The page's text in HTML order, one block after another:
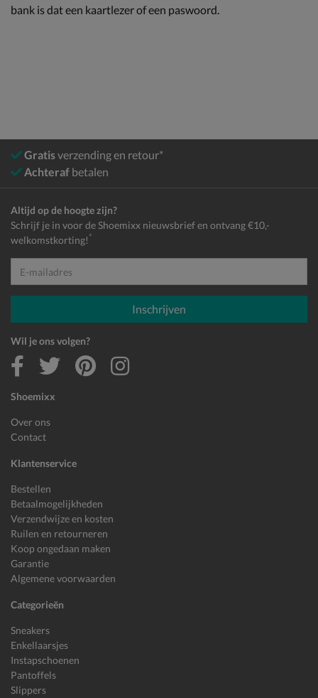
bank is dat een kaartlezer of een paswoord.
Gratisverzending en retour*
Achteraf betalen
Shoemixx
Over ons
Contact
Klantenservice
Bestellen
Betaalmogelijkheden
Verzendwijze en kosten
Ruilen en retourneren
Koop ongedaan maken
Garantie
Algemene voorwaarden
Categorieën
Sneakers
Enkellaarsjes
Instapschoenen
Pantoffels
Slippers
Altijd op de hoogte zijn?
Schrijf je in voor de Shoemixx nieuwsbrief en ontvang €10,-
welkomstkorting! *
E-mailadres
Inschrijven
Wil je ons volgen?